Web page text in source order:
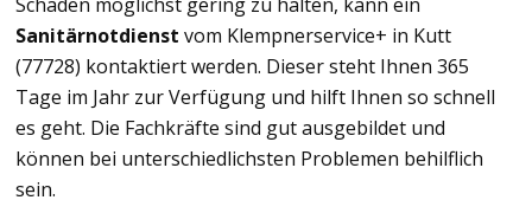
Schaden möglichst gering zu halten, kann ein
Sanitärnotdienst vom Klempnerservice+ in Kutt
(77728) kontaktiert werden. Dieser steht Ihnen 365
Tage im Jahr zur Verfügung und hilft Ihnen so schnell
es geht. Die Fachkräfte sind gut ausgebildet und
können bei unterschiedlichsten Problemen behilflich
sein.